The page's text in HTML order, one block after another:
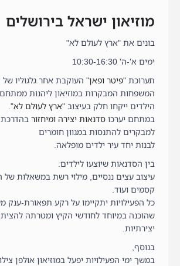
מוזיאון ישראל בירושלים
בונים את "ארץ לעולם לא"
ימים א'-ה' 10:30-16:30
תערוכת "פיטר ופאן" העוקבת אחר גלגוליו של
המשפחות המבקרות במוזיאון ליהנות
הילדים ייקחו חלק בעיצוב "ארץ לעולם לא".
במתחם יערכו סדנאות יצירה ומיחזורבהדרכת
למבקרים להתנסות במגוון חומרים
לבנות יחד עיר ילדים מופלאה.
בין הסדנאות שיוצעו לילדים:
עיצוב עצים ננסיים, מילוי רשת במשאלות של
קסמים ועוד.
כל הפעילויות יתקיימו על רקע תפאורת-ענק
שהוכנה במיוחד לחודשי הקיץ ומטרתה להצית
יצירתיות.
בנוסף,
במשך ימי הפעילויות יפעל במוזיאון אולפן